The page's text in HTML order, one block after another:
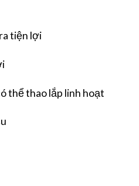
tiện lợi
thể thao lắp linh hoạt